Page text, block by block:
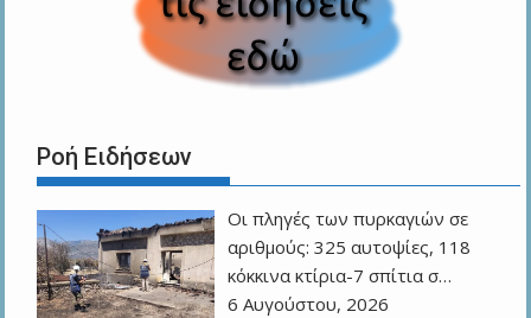
Ροή Ειδήσεων
Οι πληγές των πυρκαγιών σε
αριθμούς: 325 αυτοψίες, 118
κόκκινα κτίρια-7 σπίτια σ…
6 Αυγούστου, 2026